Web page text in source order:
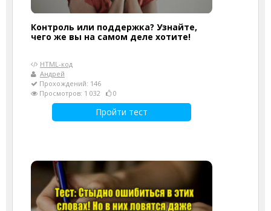
Контроль или поддержка? Узнайте,
чего же вы на самом деле хотите!
HTML-код
Андрей
Прохождений: 146
Просмотров: 1 032
0
Пройти тест